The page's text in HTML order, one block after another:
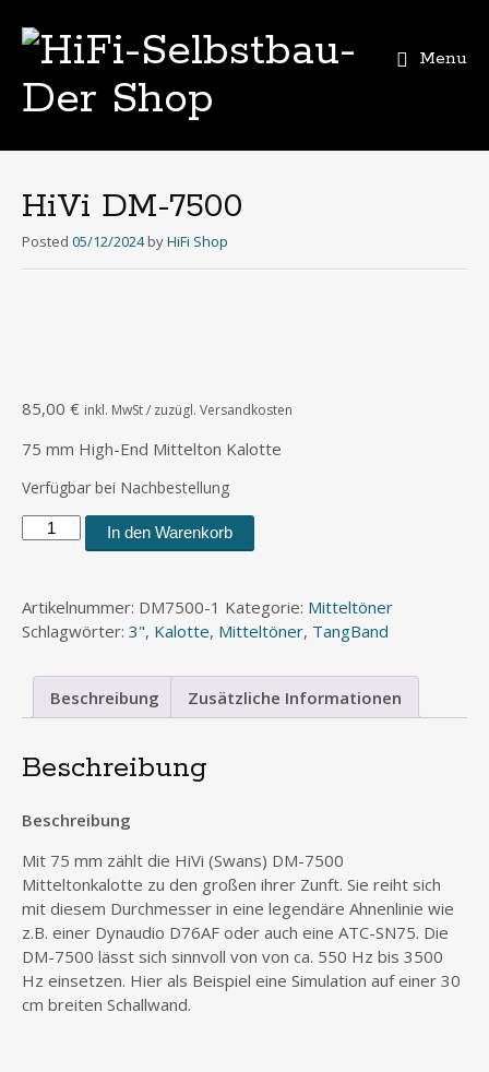
Menu
HiVi DM-7500
Posted 05/12/2024 byHiFi Shop
85,00 € inkl. MwSt / zuzügl. Versandkosten
75 mm High-End Mittelton Kalotte
Verfügbar bei Nachbestellung
DM-
In den Warenkorb
Artikelnummer: DM7500-1 Kategorie: Mitteltöner
Schlagwörter: 3", Kalotte, Mitteltöner, TangBand
Beschreibung Zusätzliche Informationen
Beschreibung
Beschreibung
Mit 75 mm zählt die HiVi (Swans) DM-7500
Mitteltonkalotte zu den großen ihrer Zunft. Sie reiht sich
mit diesem Durchmesser in eine legendäre Ahnenlinie wie
z.B. einer Dynaudio D76AF oder auch eine ATC-SN75. Die
DM-7500 lässt sich sinnvoll von von ca. 550 Hz bis 3500
Hz einsetzen. Hier als Beispiel eine Simulation auf einer 30
cm breiten Schallwand.